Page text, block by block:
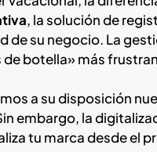
, la solución de
de su negocio. La
botella» más
a su disposición
embargo, la
tu marca desde el